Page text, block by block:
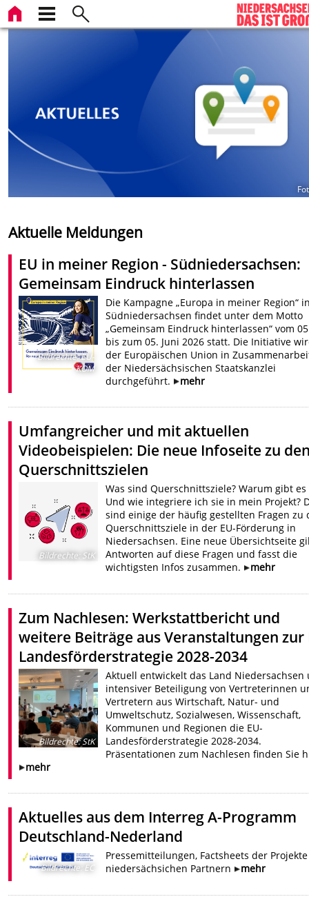
Aktuelle Meldungen
EU in meiner Region - Südniedersachsen:
Gemeinsam Eindruck hinterlassen
Bildrechte:EU-
KOM
Die Kampagne „Europa in meiner Region“
Südniedersachsen findet unter dem Motto
„Gemeinsam Eindruck hinterlassen“ vom
bis zum 05. Juni 2026 statt. Die Initiative
der Europäischen Union in
der Niedersächsischen Staatskanzlei
durchgeführt.
mehr
Umfangreicher und mit aktuellen
Videobeispielen: Die neue Infoseite zu
Querschnittszielen
Bildrechte: StK
Was sind Querschnittsziele? Warum gibt es
Und wie integriere ich sie in mein Projekt?
sind einige der häufig gestellten Fragen zu
Querschnittsziele in der EU-Förderung in
Niedersachsen. Eine neue Übersichtseite
Antworten auf diese Fragen und fasst die
wichtigsten Infos zusammen.
mehr
Zum Nachlesen: Werkstattbericht und
weitere Beiträge aus Veranstaltungen zur
Landesförderstrategie 2028-2034
Bildrechte:StK
Aktuell entwickelt das Land Niedersachsen
intensiver Beteiligung von Vertreterinnen
Vertretern aus Wirtschaft, Natur- und
Umweltschutz, Sozialwesen, Wissenschaft,
Kommunen und Regionen die EU-
Landesförderstrategie 2028-2034.
Präsentationen zum Nachlesen finden Sie
mehr
Aktuelles aus dem Interreg A-Programm
Deutschland-Nederland
Bildrechte: EC
Pressemitteilungen, Factsheets der
niedersächsichen Partnern
mehr